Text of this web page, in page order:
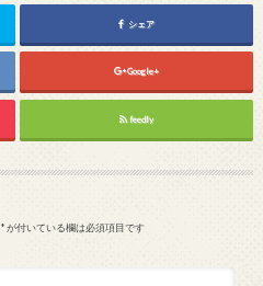
シェア
Google+
feedly
*が付いている欄は必須項目です